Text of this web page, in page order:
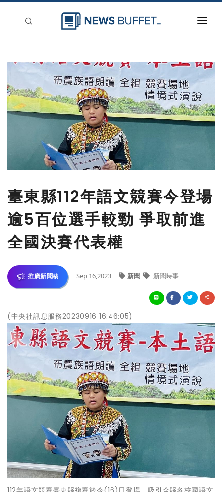
新聞稿分類
登入
刊登
臺東縣112年語文競賽今登場
逾5百位選手較勁 爭取前進
全國決賽代表權
推廣新聞稿 Sep 16,2023 新聞 新聞時事
(中央社訊息服務20230916 16:46:05)